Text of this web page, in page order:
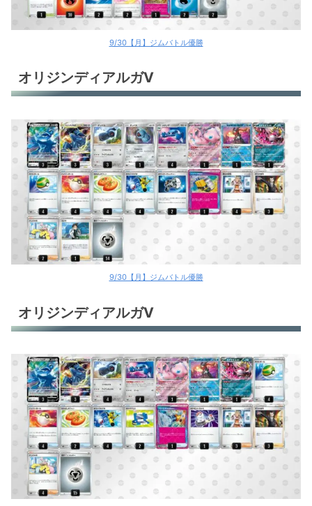
9/30【月】ジムバトル優勝
オリジンディアルガV
9/30【月】ジムバトル優勝
オリジンディアルガV